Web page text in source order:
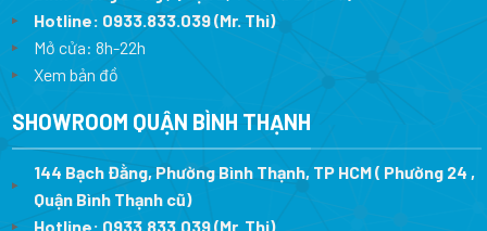
Hotline: 0933.833.039(Mr. Thi)
Mở cửa: 8h-22h
Xem bản đồ
SHOWROOM QUẬN BÌNH THẠNH
144 Bạch Đằng, Phường Bình Thạnh, TP HCM ( Phường 24 ,
Quận Bình Thạnh cũ)
Hotline: 0933.833.039(Mr. Thi)